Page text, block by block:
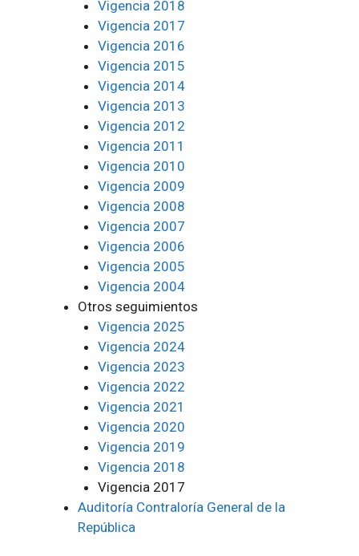
Vigencia 2018
Vigencia 2017
Vigencia 2016
Vigencia 2015
Vigencia 2014
Vigencia 2013
Vigencia 2012
Vigencia 2011
Vigencia 2010
Vigencia 2009
Vigencia 2008
Vigencia 2007
Vigencia 2006
Vigencia 2005
Vigencia 2004
Otros seguimientos
Vigencia 2025
Vigencia 2024
Vigencia 2023
Vigencia 2022
Vigencia 2021
Vigencia 2020
Vigencia 2019
Vigencia 2018
Vigencia 2017
Auditoría Contraloría General de la
República